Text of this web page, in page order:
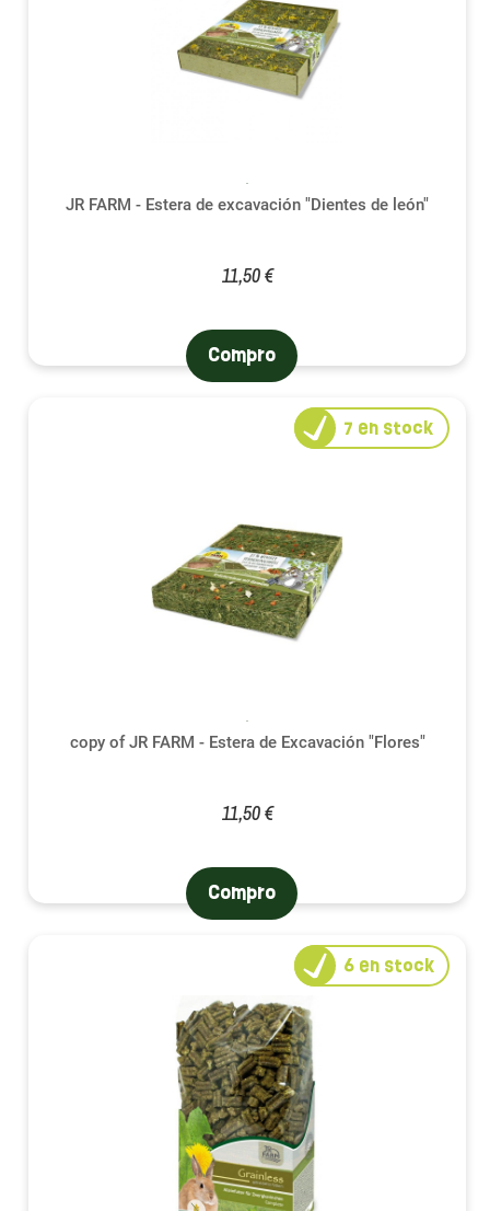
JR FARM - Estera de excavación "Dientes de león"
11,50 €
Compro
copy of JR FARM - Estera de Excavación "Flores"
11,50 €
7 en stock
Compro
6en stock